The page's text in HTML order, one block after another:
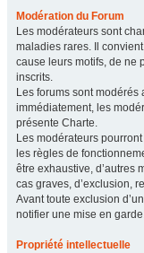
Modération du Forum
Les modérateurs sont
maladies rares. Il
cause leurs motifs, de ne
inscrits.
Les forums sont
immédiatement, les
présente Charte.
Les modérateurs
les règles de
être exhaustive, d’autres
cas graves, d’exclusion,
Avant toute exclusion
notifier une mise en
Propriété intellectuelle